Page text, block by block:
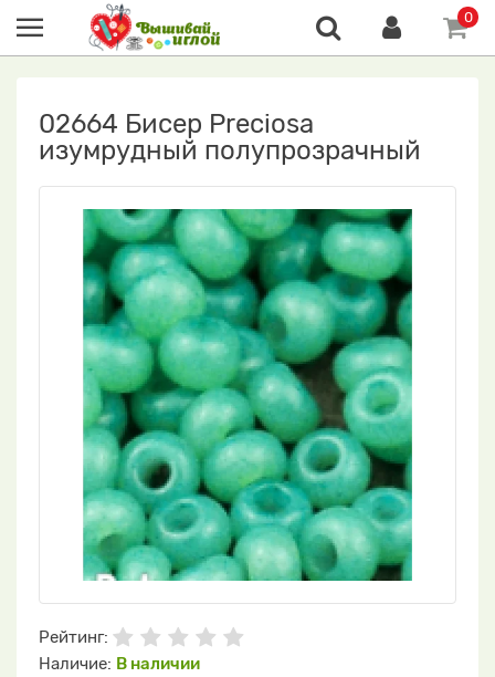
0
02664 Бисер Preciosa
изумрудный полупрозрачный
Рейтинг:
Наличие: В наличии